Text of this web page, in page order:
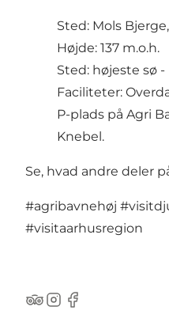
Sted: Mols
Højde: 137 m.o.h.
Sted: højeste sø -
Faciliteter:
P-plads på Agri
Knebel.
Se, hvad andre deler
#agribavnehøj
#visitaarhusregion
TripAdvisor
Instagram
Facebook